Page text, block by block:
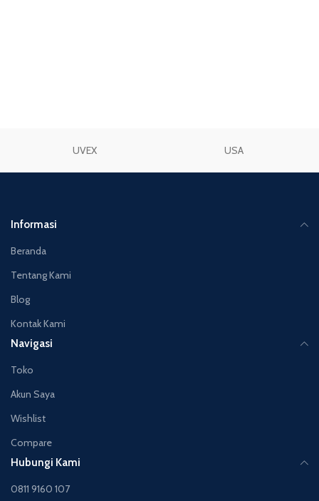
UVEX USA
Informasi
Beranda
Tentang Kami
Blog
Kontak Kami
Navigasi
Toko
Akun Saya
Wishlist
Compare
Hubungi Kami
0811 9160 107